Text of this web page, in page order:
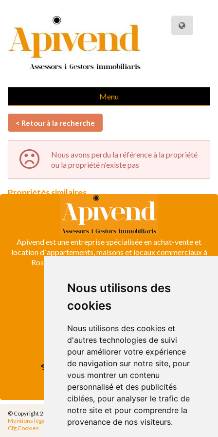
Nous utilisons des
cookies
Nous utilisons des cookies et
d'autres technologies de suivi
pour améliorer votre expérience
de navigation sur notre site, pour
vous montrer un contenu
personnalisé et des publicités
ciblées, pour analyser le trafic de
notre site et pour comprendre la
provenance de nos visiteurs.
Menu
< Retour à la recherche
Nous avons perdu la référence à la propriété
ou la propriété n'existe pas
Propriétés similaires
Apivend est une entreprise spécialisée en achat-vente et
location d´appartements, maisons et locaux commerciaux à
Roses, Empuriabrava, Costa Brava et Emporda.
Avda. de Rhode, 64
Tel. +34 972 15 26 68
info@apivend.com
Suivez-
© Copyright 2014 - Apivend 2000 SL | Tous les droits sont réservés
Mentions légales
Politique de confidentialité|Politique de Cookies
Cfg.Cookies